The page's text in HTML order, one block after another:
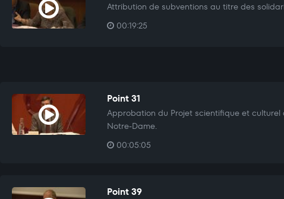
Attribution de subventions au titre des
00:19:25
Point 31
Approbation du Projet scientifique et culturel
Notre-Dame.
00:05:05
Point 39